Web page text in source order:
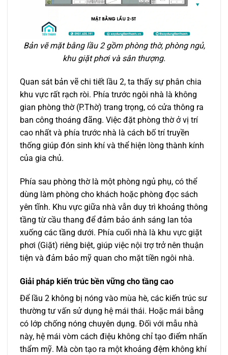
Bản vẽ mặt bằng lầu 2 gồm phòng thờ, phòng ngủ,
khu giặt phơi và sân thượng.
Quan sát bản vẽ chi tiết lầu 2, ta thấy sự phân chia
khu vực rất rạch ròi. Phía trước ngôi nhà là không
gian phòng thờ (P.Thờ) trang trọng, có cửa thông ra
ban công thoáng đãng. Việc đặt phòng thờ ở vị trí
cao nhất và phía trước nhà là cách bố trí truyền
thống giúp đón sinh khí và thể hiện lòng thành kính
của gia chủ.
Phía sau phòng thờ là một phòng ngủ phụ, có thể
dùng làm phòng cho khách hoặc phòng đọc sách
yên tĩnh. Khu vực giữa nhà vẫn duy trì khoảng thông
tầng từ cầu thang để đảm bảo ánh sáng lan tỏa
xuống các tầng dưới. Phía cuối nhà là khu vực giặt
phơi (Giặt) riêng biệt, giúp việc nội trợ trở nên thuận
tiện và đảm bảo mỹ quan cho mặt tiền ngôi nhà.
Giải pháp kiến trúc bền vững cho tầng cao
Để lầu 2 không bị nóng vào mùa hè, các kiến trúc sư
thường tư vấn sử dụng hệ mái thái. Hoặc mái bằng
có lớp chống nóng chuyên dụng. Đối với mẫu nhà
này, hệ mái vòm cách điệu không chỉ tạo điểm nhấn
thẩm mỹ. Mà còn tạo ra một khoảng đệm không khí